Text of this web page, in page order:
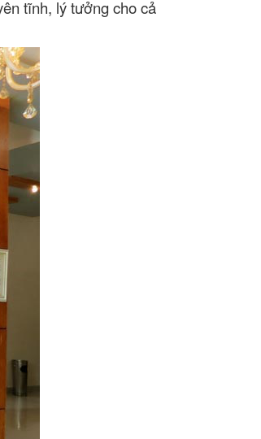
tĩnh, lý tưởng cho cả